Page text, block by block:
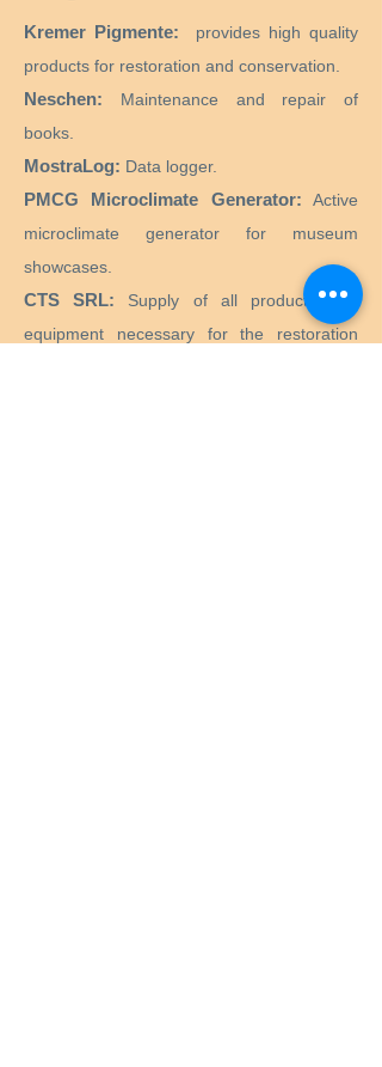
Kremer Pigmente:
provides high quality
products for restoration and conservation.
Neschen:
Maintenance and repair of
books.
MostraLog: Data logger.
PMCG Microclimate Generator:
Active
microclimate generator for museum
showcases.
CTS SRL:
Supply of all products and
equipment necessary for the restoration